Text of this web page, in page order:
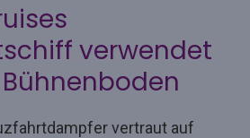
verwendet
vertraut auf